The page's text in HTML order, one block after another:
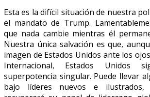
Esta es la difícil situación de nuestra
el mandato de Trump.
que nada cambie mientras él
Nuestra única salvación es que,
imagen de Estados Unidos ante los
Internacional, Estados Unidos
superpotencia singular. Puede llevar
bajo líderes nuevos e ilustrados,